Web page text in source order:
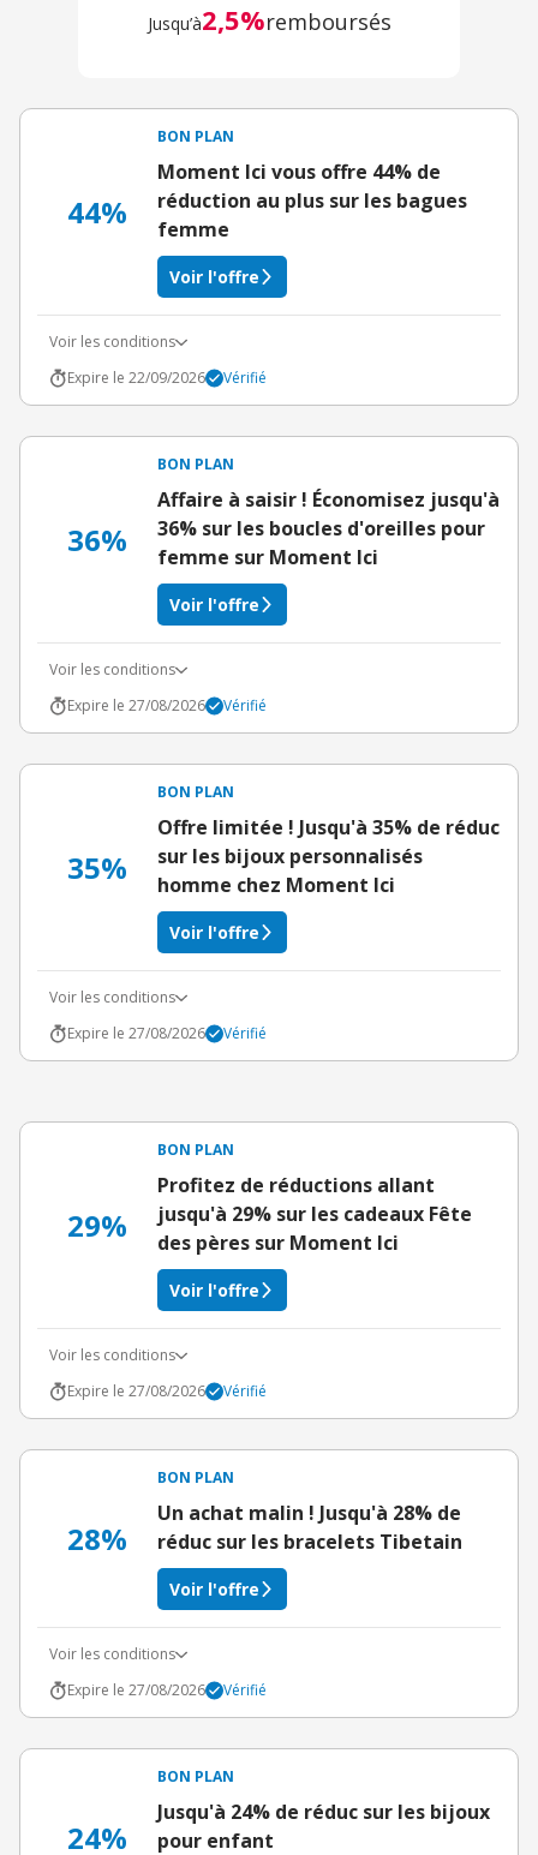
Jusqu’à2,5%remboursés
44%
BON PLAN
Moment Ici vous offre 44% de
réduction au plus sur les bagues
femme
Voir l'offre
Voir les conditions
Expire le 22/09/2026
Vérifié
36%
BON PLAN
Affaire à saisir ! Économisez jusqu'à
36% sur les boucles d'oreilles pour
femme sur Moment Ici
Voir l'offre
Voir les conditions
Expire le 27/08/2026
Vérifié
35%
BON PLAN
Offre limitée ! Jusqu'à 35% de réduc
sur les bijoux personnalisés
homme chez Moment Ici
Voir l'offre
Voir les conditions
Expire le 27/08/2026
Vérifié
29%
BON PLAN
Profitez de réductions allant
jusqu'à 29% sur les cadeaux Fête
des pères sur Moment Ici
Voir l'offre
Voir les conditions
Expire le 27/08/2026
Vérifié
28%
BON PLAN
Un achat malin ! Jusqu'à 28% de
réduc sur les bracelets Tibetain
Voir l'offre
Voir les conditions
Expire le 27/08/2026
Vérifié
24%
BON PLAN
Jusqu'à 24% de réduc sur les bijoux
pour enfant